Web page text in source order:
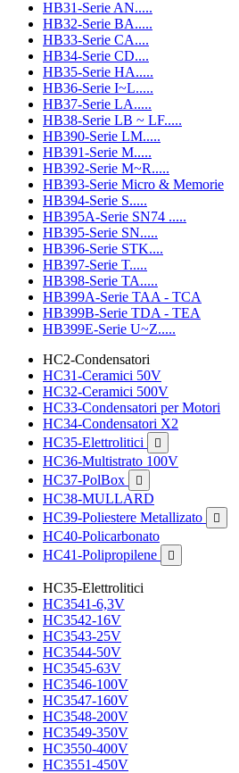
HB31-Serie AN.....
HB32-Serie BA.....
HB33-Serie CA....
HB34-Serie CD....
HB35-Serie HA.....
HB36-Serie I~L.....
HB37-Serie LA.....
HB38-Serie LB ~ LF.....
HB390-Serie LM.....
HB391-Serie M.....
HB392-Serie M~R.....
HB393-Serie Micro & Memorie
HB394-Serie S.....
HB395A-Serie SN74 .....
HB395-Serie SN.....
HB396-Serie STK....
HB397-Serie T.....
HB398-Serie TA.....
HB399A-Serie TAA - TCA
HB399B-Serie TDA - TEA
HB399E-Serie U~Z.....
HC2-Condensatori
HC31-Ceramici 50V
HC32-Ceramici 500V
HC33-Condensatori per Motori
HC34-Condensatori X2
HC35-Elettrolitici

HC36-Multistrato 100V
HC37-PolBox

HC38-MULLARD
HC39-Poliestere Metallizato

HC40-Policarbonato
HC41-Polipropilene

HC35-Elettrolitici
HC3541-6,3V
HC3542-16V
HC3543-25V
HC3544-50V
HC3545-63V
HC3546-100V
HC3547-160V
HC3548-200V
HC3549-350V
HC3550-400V
HC3551-450V